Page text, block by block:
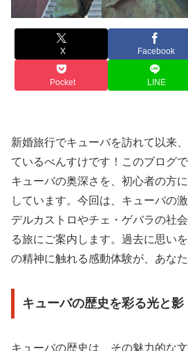
X Facebook
Pocket LINE
新婚旅行でキューバを訪れて以来
ているべんすけです！このブログ
キューバの奥深さを、初心者の方
しています。今回は、キューバの
デルカストロやチェ・ゲバラの社
る旅にご案内します。過去に思い
の精神に触れる感動体験が、あな
キューバの歴史を彩る光と影
キューバの歴史は、その魅力的な